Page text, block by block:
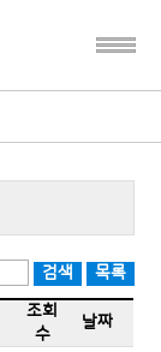
조회
수
날짜